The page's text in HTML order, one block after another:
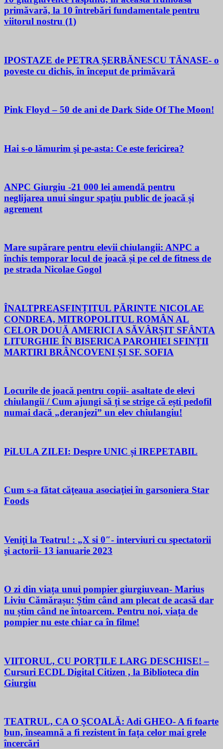
primăvară, la 10 întrebări fundamentale pentru
viitorul nostru (1)
IPOSTAZE de PETRA ŞERBĂNESCU TĂNASE- o
poveste cu dichis, în început de primăvară
Pink Floyd – 50 de ani de Dark Side Of The Moon!
Hai s-o lămurim şi pe-asta: Ce este fericirea?
ANPC Giurgiu -21 000 lei amendă pentru
neglijarea unui singur spațiu public de joacă și
agrement
Mare supărare pentru elevii chiulangii: ANPC a
închis temporar locul de joacă și pe cel de fitness de
pe strada Nicolae Gogol
ÎNALTPREASFINȚITUL PĂRINTE NICOLAE
CONDREA, MITROPOLITUL ROMÂN AL
CELOR DOUĂ AMERICI A SĂVÂRŞIT SFÂNTA
LITURGHIE ÎN BISERICA PAROHIEI SFINŢII
MARTIRI BRÂNCOVENI ȘI SF. SOFIA
Locurile de joacă pentru copii- asaltate de elevi
chiulangii / Cum ajungi să ți se strige că ești pedofil
numai dacă „deranjezi” un elev chiulangiu!
PiLULA ZILEI: Despre UNIC și IREPETABIL
Cum s-a fătat căţeaua asociaţiei în garsoniera Star
Foods
Veniţi la Teatru! : „X si 0″- interviuri cu spectatorii
şi actorii- 13 ianuarie 2023
O zi din viața unui pompier giurgiuvean- Marius
Liviu Cămărașu: Știm când am plecat de acasă dar
nu știm când ne întoarcem. Pentru noi, viața de
pompier nu este chiar ca în filme!
VIITORUL, CU PORŢILE LARG DESCHISE! –
Cursuri ECDL Digital Citizen , la Biblioteca din
Giurgiu
TEATRUL, CA O ŞCOALĂ: Adi GHEO- A fi foarte
bun, înseamnă a fi rezistent în fața celor mai grele
încercări